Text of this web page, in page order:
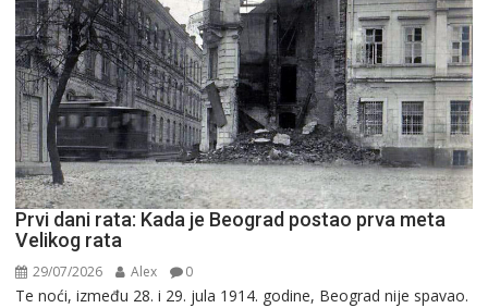
Prvi dani rata: Kada je Beograd postao prva meta
Velikog rata
29/07/2026 Alex 0
Te noći, između 28. i 29. jula 1914. godine, Beograd nije spavao.